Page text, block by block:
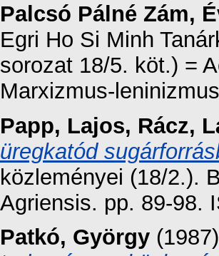
Palcsó Pálné Zám,
Egri Ho Si Minh
sorozat 18/5. köt.) =
Marxizmus-
Papp, Lajos, Rácz,
üregkatód
közleményei (18/2.).
Agriensis. pp. 89-98.
Patkó, György